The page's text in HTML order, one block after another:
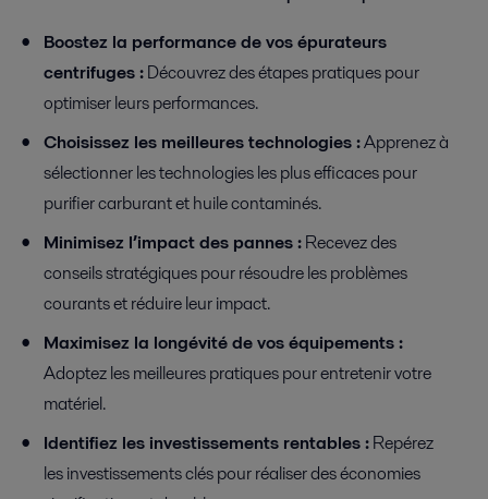
Boostez la performance de vos épurateurs
centrifuges :Découvrez des étapes pratiques pour
optimiser leurs performances.
Choisissez les meilleures technologies :Apprenez à
sélectionner les technologies les plus efficaces pour
purifier carburant et huile contaminés.
Minimisez l’impact des pannes :Recevez des
conseils stratégiques pour résoudre les problèmes
courants et réduire leur impact.
Maximisez la longévité de vos équipements :
Adoptez les meilleures pratiques pour entretenir votre
matériel.
Identifiez les investissements rentables :Repérez
les investissements clés pour réaliser des économies